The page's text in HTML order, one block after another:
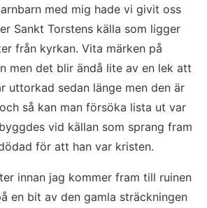
med mig hade vi givit oss
Sankt Torstens källa som ligger
från kyrkan. Vita märken på
men det blir ändå lite av en lek att
uttorkad sedan länge men den är
så kan man försöka lista ut var
vid källan som sprang fram
för att han var kristen.
innan jag kommer fram till ruinen
en bit av den gamla sträckningen